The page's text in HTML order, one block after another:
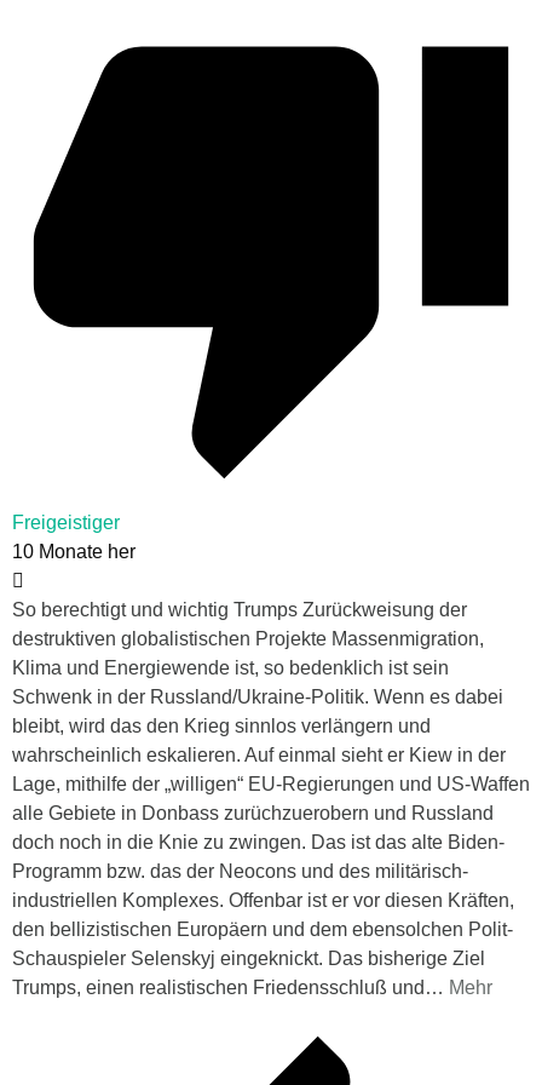
Freigeistiger
10 Monate her
So berechtigt und wichtig Trumps Zurückweisung der
destruktiven globalistischen Projekte Massenmigration,
Klima und Energiewende ist, so bedenklich ist sein
Schwenk in der Russland/Ukraine-Politik. Wenn es dabei
bleibt, wird das den Krieg sinnlos verlängern und
wahrscheinlich eskalieren. Auf einmal sieht er Kiew in der
Lage, mithilfe der „willigen“ EU-Regierungen und US-Waffen
alle Gebiete in Donbass zurüchzuerobern und Russland
doch noch in die Knie zu zwingen. Das ist das alte Biden-
Programm bzw. das der Neocons und des militärisch-
industriellen Komplexes. Offenbar ist er vor diesen Kräften,
den bellizistischen Europäern und dem ebensolchen Polit-
Schauspieler Selenskyj eingeknickt. Das bisherige Ziel
Trumps, einen realistischen Friedensschluß und … Mehr